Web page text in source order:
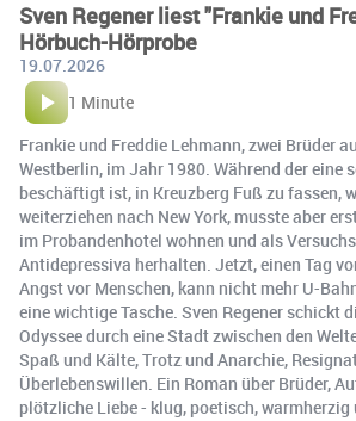
Sven Regener liest "Frankie und
Hörbuch-Hörprobe
19.07.2026
1 Minute
Frankie und Freddie Lehmann, zwei Brüder
Westberlin, im Jahr 1980. Während der eine
beschäftigt ist, in Kreuzberg Fuß zu fassen,
weiterziehen nach New York, musste aber
im Probandenhotel wohnen und als
Antidepressiva herhalten. Jetzt, einen Tag
Angst vor Menschen, kann nicht mehr U-
eine wichtige Tasche. Sven Regener schickt
Odyssee durch eine Stadt zwischen den
Spaß und Kälte, Trotz und Anarchie,
Überlebenswillen. Ein Roman über Brüder,
plötzliche Liebe - klug, poetisch, warmherzig